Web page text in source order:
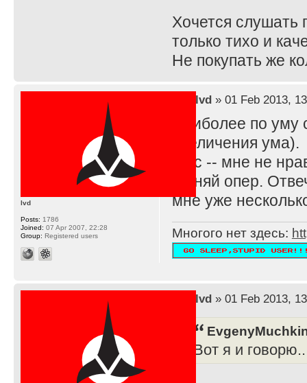
Хочется слушать
только тихо и
Не покупать же
lvd» 01 Feb 2013,
Наиболее по уму
увеличения ума).
В тс -- мне не
Меняй опер.
мне уже
Многого нет здесь:
lvd
Posts: 1786
Joined: 07 Apr 2007, 22:28
Group: Registered users
lvd» 01 Feb 2013,
Вот я и